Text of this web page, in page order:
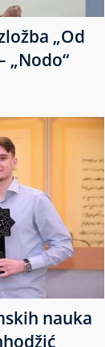
„Od
„Nodo“
nauka